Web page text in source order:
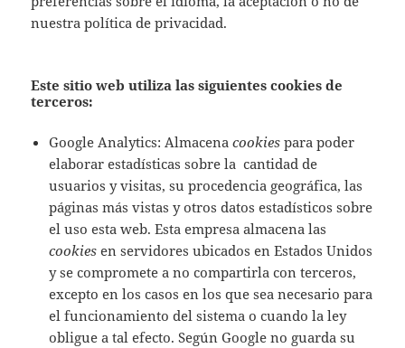
nuestra política de privacidad.
Este sitio web utiliza las siguientescookies de
terceros:
Google Analytics: Almacenacookies para poder
elaborar estadísticas sobre la cantidad de
usuarios y visitas, su procedencia geográfica, las
páginas más vistas y otros datos estadísticos sobre
el uso esta web. Esta empresa almacena las
cookies en servidores ubicados en Estados Unidos
y se compromete a no compartirla con terceros,
excepto en los casos en los que sea necesario para
el funcionamiento del sistema o cuando la ley
obligue a tal efecto. Según Google no guarda su